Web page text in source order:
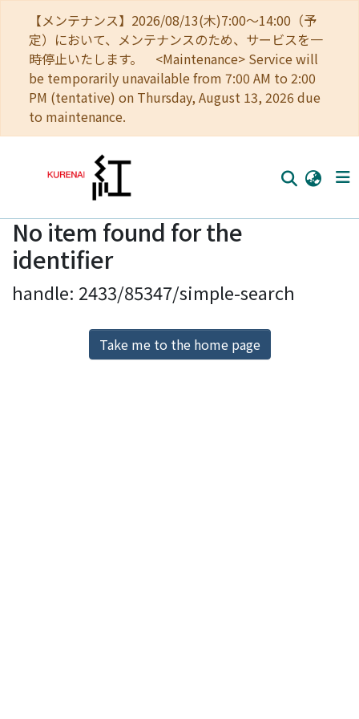
【メンテナンス】2026/08/13(木)7:00～14:00（予
定）において、メンテナンスのため、サービスを一
時停止いたします。 <Maintenance> Service will
be temporarily unavailable from 7:00 AM to 2:00
PM (tentative) on Thursday, August 13, 2026 due
to maintenance.
Home
Communities
Browse
Download Ranking
No item found for the
identifier
handle: 2433/85347/simple-search
Take me to the home page